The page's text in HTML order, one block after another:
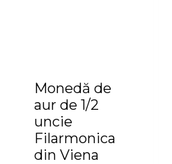
Monedă de
aur de 1/2
uncie
Filarmonica
din Viena